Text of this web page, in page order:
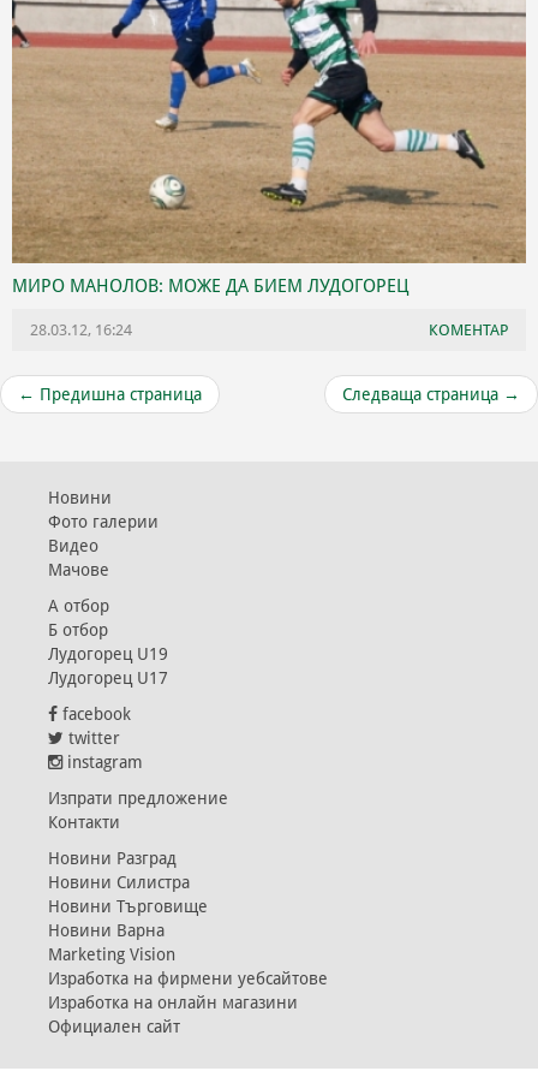
МИРО МАНОЛОВ: МОЖЕ ДА БИЕМ ЛУДОГОРЕЦ
28.03.12, 16:24 КОМЕНТАР
← Предишна страница Следваща страница →
Новини
Фото галерии
Видео
Мачове
А отбор
Б отбор
Лудогорец U19
Лудогорец U17
facebook
twitter
instagram
Изпрати предложение
Контакти
Новини Разград
Новини Силистра
Новини Търговище
Новини Варна
Marketing Vision
Изработка на фирмени уебсайтове
Изработка на онлайн магазини
Официален сайт